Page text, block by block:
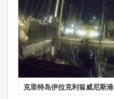
克里特岛伊拉克利翁威尼斯港